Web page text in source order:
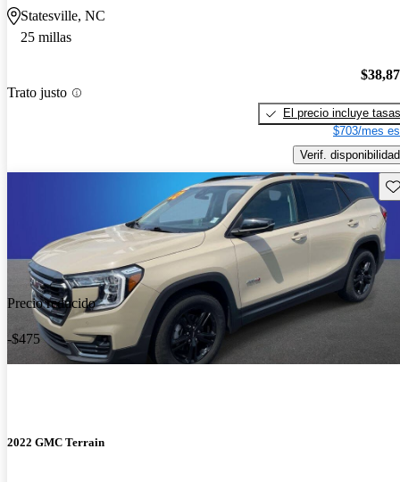
Statesville, NC
25 millas
Trato justo
El precio incluye tasas
$703/mes
Verif. disponibilidad
Precio reducido
-$475
2022 GMC Terrain